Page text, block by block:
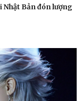
Nhật Bản đón lượng